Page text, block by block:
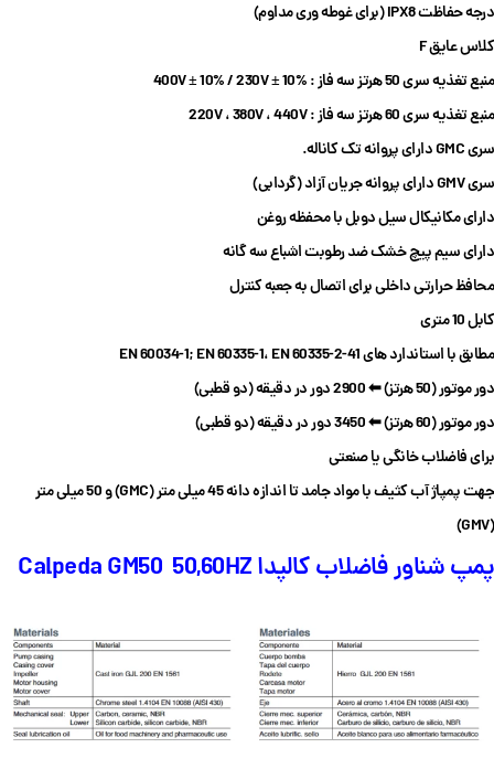
درجه حفاظتIPX8 (برای غوطه وری مداوم)
کلاس عایق F
منبع تغذیه سری 50 هرتز سه فاز : 400V ± 10% / 230V ± 10%
منبع تغذیه سری 60 هرتز سه فاز : 220V ، 380V ، 440V
سری GMC دارای پروانه تک کاناله.
سری GMV دارای پروانه جریان آزاد (گردابی)
دارای مکانیکال سیل دوبل با محفظه روغن
دارای سیم پیچ خشک ضد رطوبت اشباع سه گانه
محافظ حرارتی داخلی برای اتصال به جعبه کنترل
کابل 10 متری
مطابق با استاندارد های EN 60034-1; EN 60335-1، EN 60335-2-41
دور موتور (50 هرتز) ⬅ 2900 دور در دقیقه (دو قطبی)
دور موتور (60 هرتز) ⬅ 3450 دور در دقیقه (دو قطبی)
برای فاضلاب خانگی یا صنعتی
جهت پمپاژ آب کثیف با مواد جامد تا اندازه دانه 45 میلی متر (GMC) و 50 میلی متر
(GMV)
پمپ شناور فاضلاب کالپدا Calpeda GM5050,60HZ